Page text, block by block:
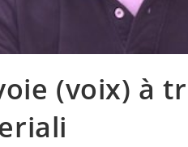
(voix) à